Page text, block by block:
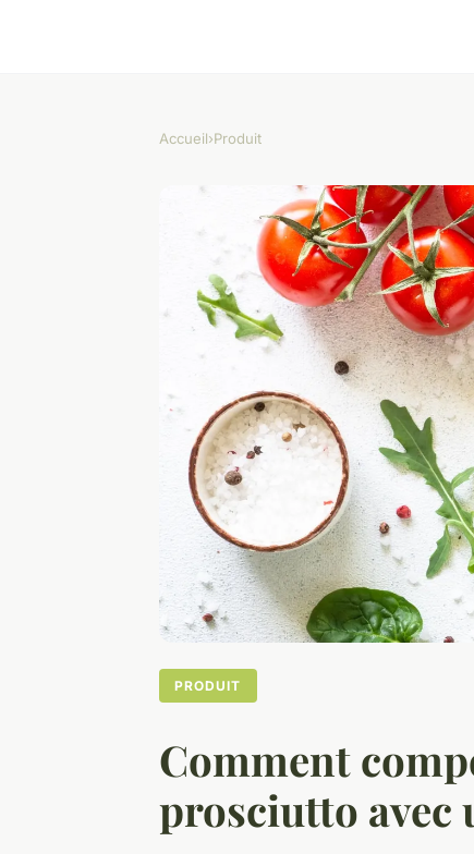
Accueil›Produit
PRODUIT
Comment
prosciutto avec